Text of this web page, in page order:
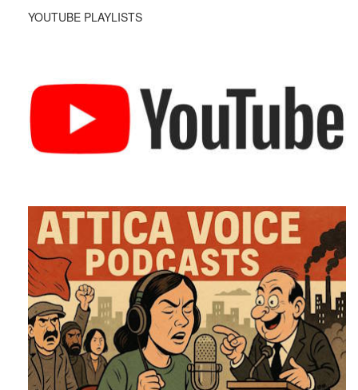
YOUTUBE PLAYLISTS